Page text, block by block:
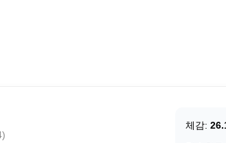
체감: